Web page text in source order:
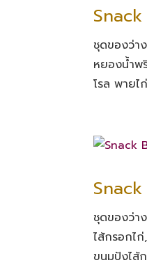
ชุดของว่า
หยองน้ำพ
โรล พายไ
ชุดของว่า
ไส้กรอกไ
ขนมปังไส้